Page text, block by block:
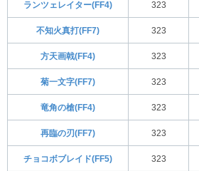
ランツェレイター(FF4) 323
不知火真打(FF7) 323
方天画戟(FF4) 323
菊一文字(FF7) 323
竜角の槍(FF4) 323
再臨の刃(FF7) 323
チョコボブレイド(FF5) 323